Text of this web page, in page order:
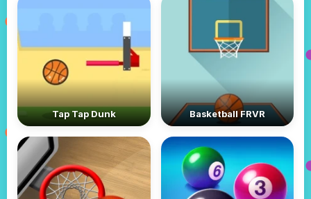
Basketball FRVR
Tap Tap Dunk